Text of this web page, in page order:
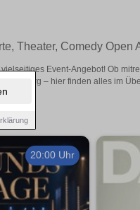
Theater, Comedy Open
Event-Angebot! Ob
– hier finden alles im
20:00 Uhr